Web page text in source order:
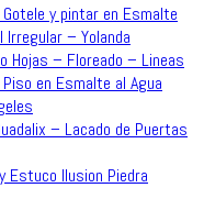
y pintar en Esmalte
– Yolanda
Hojas – Floreado – Lineas
en Esmalte al Agua
– Lacado de Puertas
Estuco Ilusion Piedra